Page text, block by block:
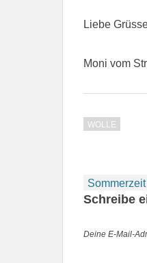
Liebe
Moni vom
WOLLE
Schreibe
Deine E-Mail-